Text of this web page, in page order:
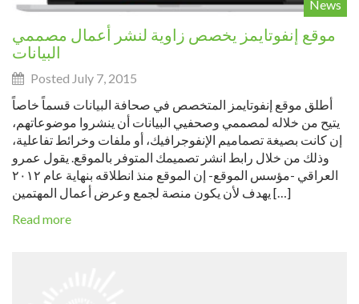
News
موقع إنفوتايمز يخصص زاوية لنشر أعمال مصممي
البيانات
Posted July 7, 2015
أطلق موقع إنفوتايمز المتخصص في صحافة البيانات قسماً خاصاً
يتيح من خلاله لمصممي وصحفيي البيانات أن ينشروا موضوعاتهم،
إن كانت بصيغة تصماميم الإنفوجرافيك، أو ملفات وخرائط تفاعلية،
وذلك من خلال رابط انشر تصميمك المتوفر بالموقع. يقول عمرو
العراقي -مؤسس الموقع- إن الموقع منذ انطلاقه بنهاية عام ٢٠١٢
يهدف لأن يكون منصة لجمع وعرض أعمال المهتمين […]
Read more